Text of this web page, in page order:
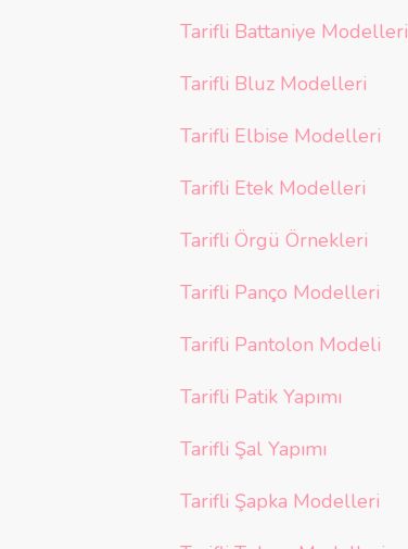
Tarifli Battaniye Modelleri
Tarifli Bluz Modelleri
Tarifli Elbise Modelleri
Tarifli Etek Modelleri
Tarifli Örgü Örnekleri
Tarifli Panço Modelleri
Tarifli Pantolon Modeli
Tarifli Patik Yapımı
Tarifli Şal Yapımı
Tarifli Şapka Modelleri